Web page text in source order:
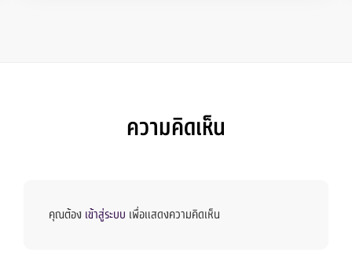
ความคิดเห็น
คุณต้อง เข้าสู่ระบบ เพื่อแสดงความคิดเห็น